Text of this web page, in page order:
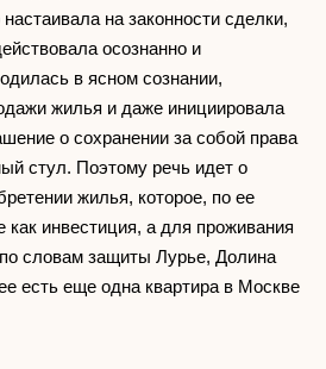
на законности сделки,
осознанно и
в ясном сознании,
жилья и даже инициировала
о сохранении за собой права
стул. Поэтому речь идет о
жилья, которое, по ее
как инвестиция, а для проживания
словам защиты Лурье, Долина
есть еще одна квартира в Москве